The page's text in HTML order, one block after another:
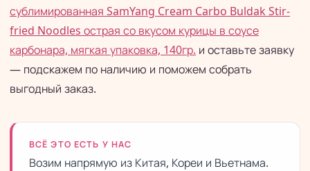
сублимированная SamYang Cream Carbo Buldak Stir-
fried Noodles острая со вкусом курицы в соусе
карбонара, мягкая упаковка, 140гр. и оставьте заявку
— подскажем по наличию и поможем собрать
выгодный заказ.
ВСЁ ЭТО ЕСТЬ У НАС
Возим напрямую из Китая, Кореи и Вьетнама.